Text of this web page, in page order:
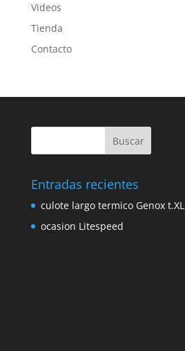
Videos
Tienda
Contacto
Entradas recientes
culote largo termico Genox t.XL
ocasion Litespeed